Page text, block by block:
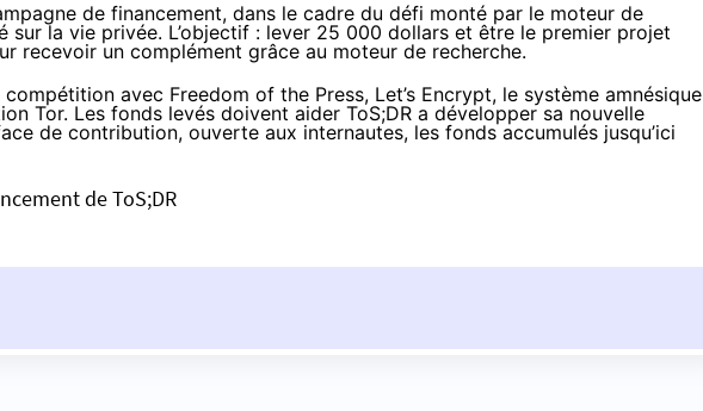
de financement, dans le cadre du défi monté par le moteur de
sur la vie privée. L’objectif : lever 25 000 dollars et être le premier projet
recevoir un complément grâce au moteur de recherche.
avec Freedom of the Press, Let’s Encrypt, le système amnésique
Tor. Les fonds levés doivent aider ToS;DR a développer sa nouvelle
de contribution, ouverte aux internautes, les fonds accumulés jusqu’ici
de ToS;DR